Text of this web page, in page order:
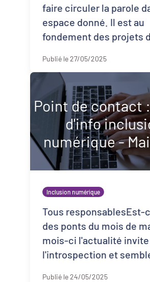
Revitalisation des centres-
centres-villes
Transitions
faire circuler la parole
espace donné. Il est au
fondement des projets
un processus exigeant
Publié le 27/05/2025
Point de contact
d'info
numérique -
Inclusion numérique
Tous responsablesEst-
des ponts du mois de
mois-ci l'actualité invite
l'introspection et
Publié le 24/05/2025